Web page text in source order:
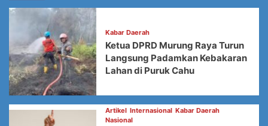
Kabar Daerah
Ketua DPRD Murung Raya Turun
Langsung Padamkan Kebakaran
Lahan di Puruk Cahu
Artikel Internasional Kabar Daerah
Nasional